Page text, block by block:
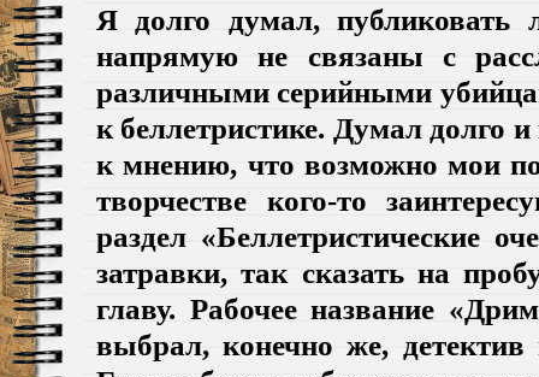
Я долго думал, публиковать
напрямую не связаны с
различными серийными
к беллетристике. Думал долго
к мнению, что возможно мои
творчестве кого-то
раздел «Беллетристические
затравки, так сказать на
главу. Рабочее название
выбрал, конечно же, детектив